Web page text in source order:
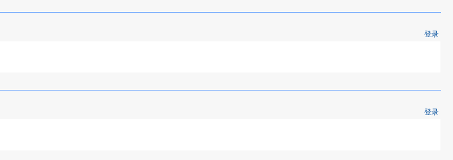
登录
登录